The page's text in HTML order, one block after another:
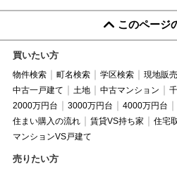
このページ
買いたい方
物件検索 町名検索 学区検索 現地販
中古一戸建て
土地 中古マンション
2000万円台
3000万円台 4000万円台
住まい購入の流れ
賃貸VS持ち家
住宅
マンションVS戸建て
売りたい方